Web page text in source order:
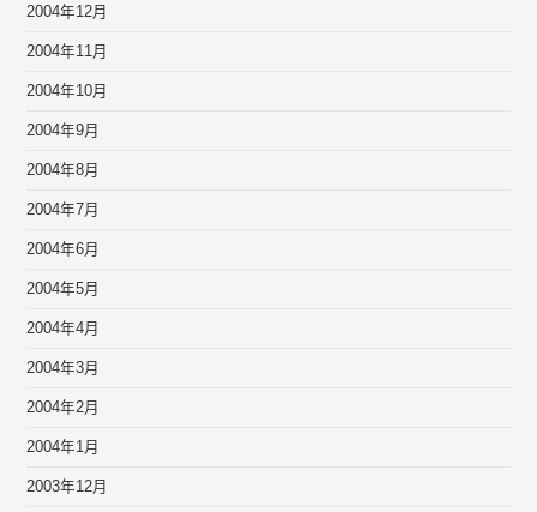
2004年12月
2004年11月
2004年10月
2004年9月
2004年8月
2004年7月
2004年6月
2004年5月
2004年4月
2004年3月
2004年2月
2004年1月
2003年12月